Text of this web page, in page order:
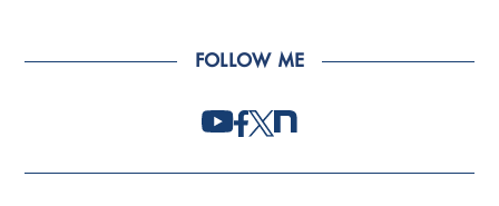
FOLLOW ME